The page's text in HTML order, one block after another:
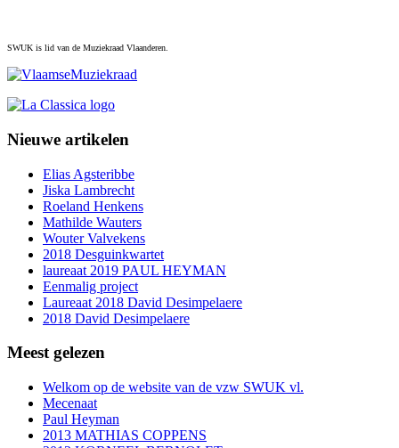
SWUK is lid van de Muziekraad Vlaanderen.
Nieuwe artikelen
Elias Agsteribbe
Jiska Lambrecht
Roeland Henkens
Mathilde Wauters
Wouter Valvekens
2018 Desguinkwartet
laureaat 2019 PAUL HEYMAN
Eenmalig project
Laureaat 2018 David Desimpelaere
2018 David Desimpelaere
Meest gelezen
Welkom op de website van de vzw SWUK vl.
Mecenaat
Paul Heyman
2013 MATHIAS COPPENS